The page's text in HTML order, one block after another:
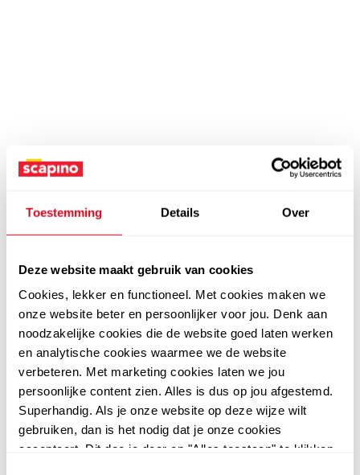
Toestemming Details Over
Deze website maakt gebruik van cookies
Cookies, lekker en functioneel. Met cookies maken we
onze website beter en persoonlijker voor jou. Denk aan
noodzakelijke cookies die de website goed laten werken
en analytische cookies waarmee we de website
verbeteren. Met marketing cookies laten we jou
persoonlijke content zien. Alles is dus op jou afgestemd.
Superhandig. Als je onze website op deze wijze wilt
gebruiken, dan is het nodig dat je onze cookies
accepteert. Dit doe je door op "Alles toestaan" te klikken.